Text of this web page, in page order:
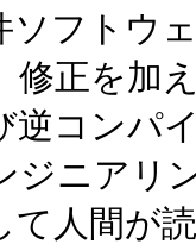
ソフトウ
修正を加
逆コンパ
ジニアリ
て人間が